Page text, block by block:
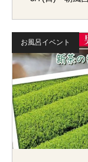
お風呂イベント